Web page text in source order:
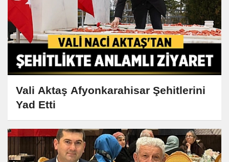
Vali Aktaş Afyonkarahisar Şehitlerini
Yad Etti